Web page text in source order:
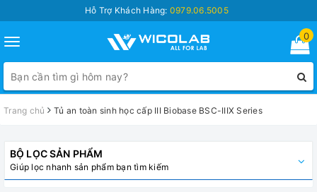
Hỗ Trợ Khách Hàng: 0979.06.5005
Toggle
navigation
0
Trang chủ Tủ an toàn sinh học cấp III Biobase BSC-IIIX Series
BỘ LỌC SẢN PHẨM
Giúp lọc nhanh sản phẩm bạn tìm kiếm